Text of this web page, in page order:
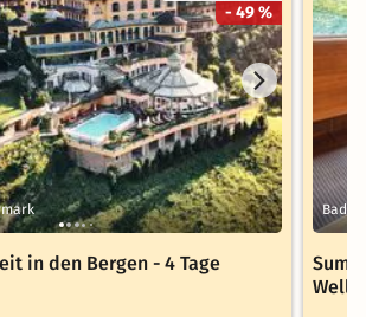
- 49 %
in den Bergen - 4 Tage
Bad